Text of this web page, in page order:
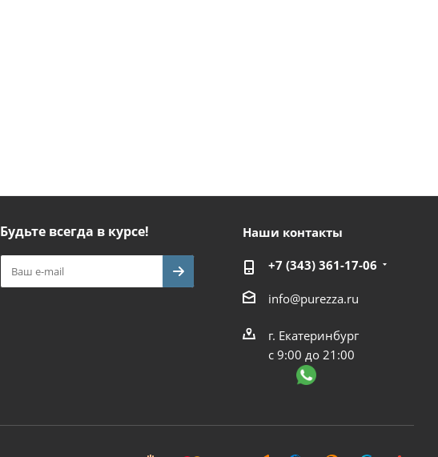
Будьте всегда в курсе! Наши контакты
+7 (343) 361-17-06
info@purezza.ru
г. Екатеринбург
с 9:00 до 21:00